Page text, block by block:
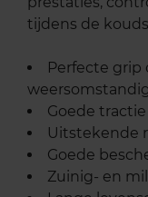
tijdens de
Perfecte
Goede
Uitstekende
Goede
Zuinig- en